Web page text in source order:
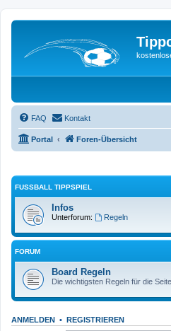
FAQ Kontakt
Portal Foren-Übersicht
FUSSBALL TIPPSPIEL
Infos
Unterforum: Regeln
FORUM
Board Regeln
Die wichtigsten Regeln für die
ANMELDEN • REGISTRIEREN